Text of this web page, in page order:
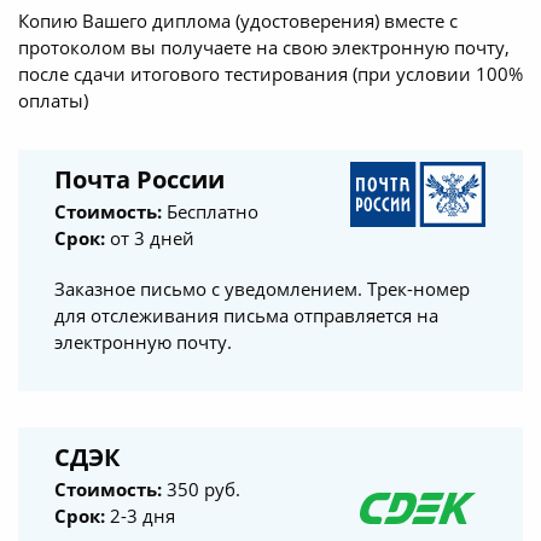
тестовые задания и получили
соответствующие документы.
Обучение и повышение
ДПО «Прикамский институт
безопасности» в г. Барнаул было
выполнено просто прекрасно.
Все было осуществлено
качественно и своевременно.
Нисколько не сомневаемся в том,
Хотим отметить компетентность,
грамотность, профессионализм и
высокое качество оказываемых
Копию Вашего диплома (удостоверения) вместе с
протоколом вы получаете на свою электронную почту,
после сдачи итогового тестирования (при условии 100%
оплаты)
Почта России
Стоимость: Бесплатно
Срок: от 3 дней
Заказное письмо с уведомлением. Трек-номер
для отслеживания письма отправляется на
электронную почту.
СДЭК
Стоимость: 350 руб.
Срок: 2-3 дня